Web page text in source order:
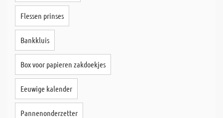
Flessen prinses
Bankkluis
Box voor papieren zakdoekjes
Eeuwige kalender
Pannenonderzetter